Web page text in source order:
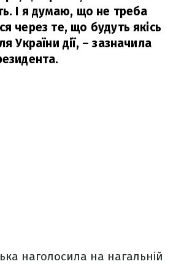
І я думаю, що не треба
через те, що будуть якісь
України дії, – зазначила
наголосила на нагальній